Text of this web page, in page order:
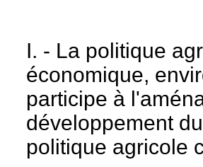
I. - La politique
économique,
participe à
développement
politique agricole